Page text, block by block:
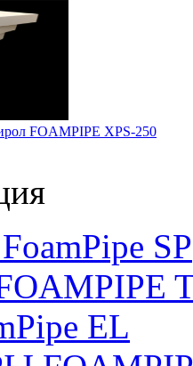
FOAMPIPE XPS-250
SP
EL